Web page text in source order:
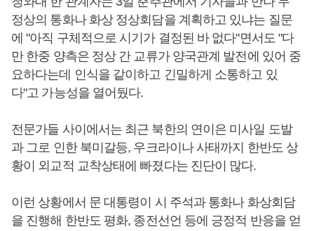
정상의 통화나 화상 정상회담을 계획하고 있냐는 질문
에 "아직 구체적으로 시기가 결정된 바 없다"면서도 "다
만 한중 양측은 정상 간 교류가 양국관계 발전에 있어 중
요하다는데 인식을 같이하고 긴밀하게 소통하고 있
다"고 가능성을 열어뒀다.
전문가들 사이에서는 최근 북한의 연이은 미사일 도발
과 그로 인한 북미갈등, 우크라이나 사태까지 한반도 상
황이 외교적 교착상태에 빠졌다는 진단이 많다.
이런 상황에서 문 대통령이 시 주석과 통화나 화상회담
을 진행해 한반도 평화, 종전선언 등에 긍정적 반응을 얻